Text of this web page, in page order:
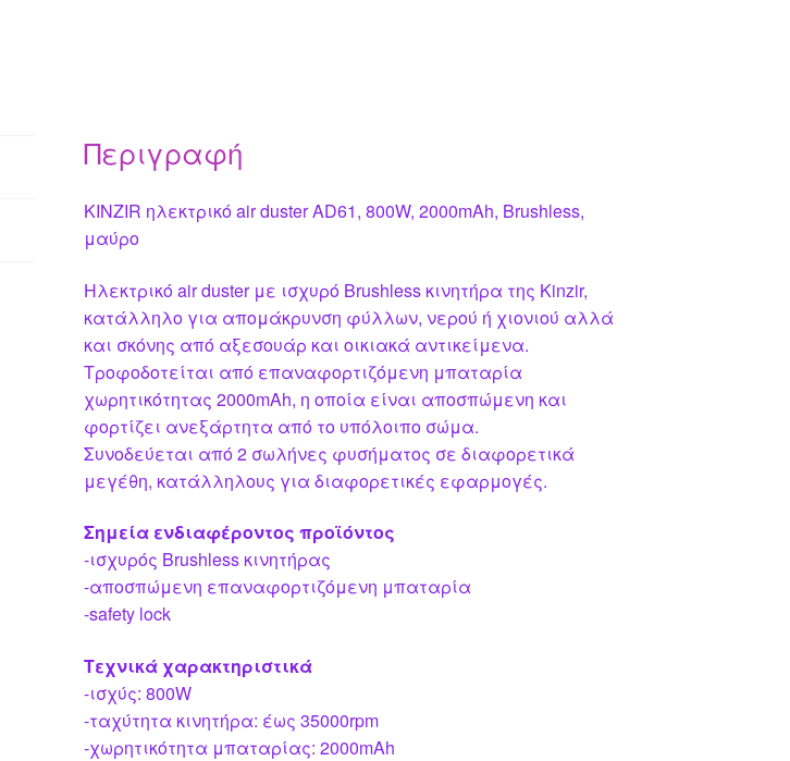
Περιγραφή
KINZIR ηλεκτρικό air duster AD61, 800W, 2000mAh, Brushless,
μαύρο
Ηλεκτρικό air duster με ισχυρό Brushless κινητήρα της Kinzir,
κατάλληλο για απομάκρυνση φύλλων, νερού ή χιονιού αλλά
και σκόνης από αξεσουάρ και οικιακά αντικείμενα.
Τροφοδοτείται από επαναφορτιζόμενη μπαταρία
χωρητικότητας 2000mAh, η οποία είναι αποσπώμενη και
φορτίζει ανεξάρτητα από το υπόλοιπο σώμα.
Συνοδεύεται από 2 σωλήνες φυσήματος σε διαφορετικά
μεγέθη, κατάλληλους για διαφορετικές εφαρμογές.
Σημεία ενδιαφέροντος προϊόντος
-ισχυρός Brushless κινητήρας
-αποσπώμενη επαναφορτιζόμενη μπαταρία
-safety lock
Τεχνικά χαρακτηριστικά
-ισχύς: 800W
-ταχύτητα κινητήρα: έως 35000rpm
-χωρητικότητα μπαταρίας: 2000mAh